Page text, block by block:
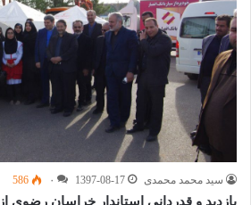
سید محمد محمدی 1397-08-17 ۰ 586
بازدید و قدردانی استاندار خراسان رضوی